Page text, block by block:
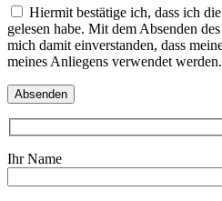
Hiermit bestätige ich, dass ich die
gelesen habe. Mit dem Absenden
mich damit einverstanden, dass
meines Anliegens verwendet werden.
Ihr Name